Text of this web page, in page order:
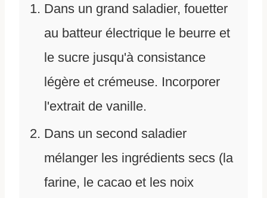
Dans un grand saladier, fouetter
au batteur électrique le beurre et
le sucre jusqu'à consistance
légère et crémeuse. Incorporer
l'extrait de vanille.
Dans un second saladier
mélanger les ingrédients secs (la
farine, le cacao et les noix